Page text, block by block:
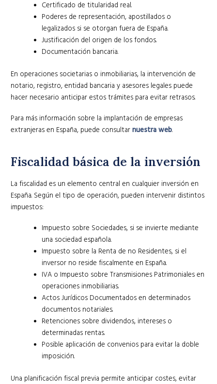
Certificado de titularidad real.
Poderes de representación, apostillados o
legalizados si se otorgan fuera de España.
Justificación del origen de los fondos.
Documentación bancaria.
En operaciones societarias o inmobiliarias, la intervención de
notario, registro, entidad bancaria y asesores legales puede
hacer necesario anticipar estos trámites para evitar retrasos.
Para más información sobre la implantación de empresas
extranjeras en España, puede consultarnuestra web.
Fiscalidad básica de la inversión
La fiscalidad es un elemento central en cualquier inversión en
España. Según el tipo de operación, pueden intervenir distintos
impuestos:
Impuesto sobre Sociedades, si se invierte mediante
una sociedad española.
Impuesto sobre la Renta de no Residentes, si el
inversor no reside fiscalmente en España.
IVA o Impuesto sobre Transmisiones Patrimoniales en
operaciones inmobiliarias.
Actos Jurídicos Documentados en determinados
documentos notariales.
Retenciones sobre dividendos, intereses o
determinadas rentas.
Posible aplicación de convenios para evitar la doble
imposición.
Una planificación fiscal previa permite anticipar costes, evitar